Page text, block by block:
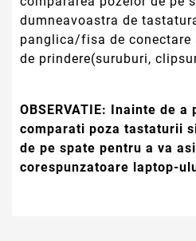
dumneavoastra de
panglica/fisa de
de prindere(suruburi,
OBSERVATIE: Inainte de a
comparati poza tastaturii
de pe spate pentru a va
corespunzatoare laptop-